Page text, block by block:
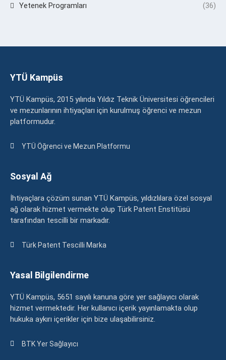
Yetenek Programları (36)
YTÜ Kampüs
YTÜ Kampüs, 2015 yılında Yıldız Teknik Üniversitesi öğrencileri
ve mezunlarının ihtiyaçları için kurulmuş öğrenci ve mezun
platformudur.
YTÜ Öğrenci ve Mezun Platformu
Sosyal Ağ
İhtiyaçlara çözüm sunan YTÜ Kampüs, yıldızlılara özel sosyal
ağ olarak hizmet vermekte olup Türk Patent Enstitüsü
tarafından tescilli bir markadır.
Türk Patent Tescilli Marka
Yasal Bilgilendirme
YTÜ Kampüs, 5651 sayılı kanuna göre yer sağlayıcı olarak
hizmet vermektedir. Her kullanıcı içerik yayınlamakta olup
hukuka aykırı içerikler için bize ulaşabilirsiniz.
BTK Yer Sağlayıcı